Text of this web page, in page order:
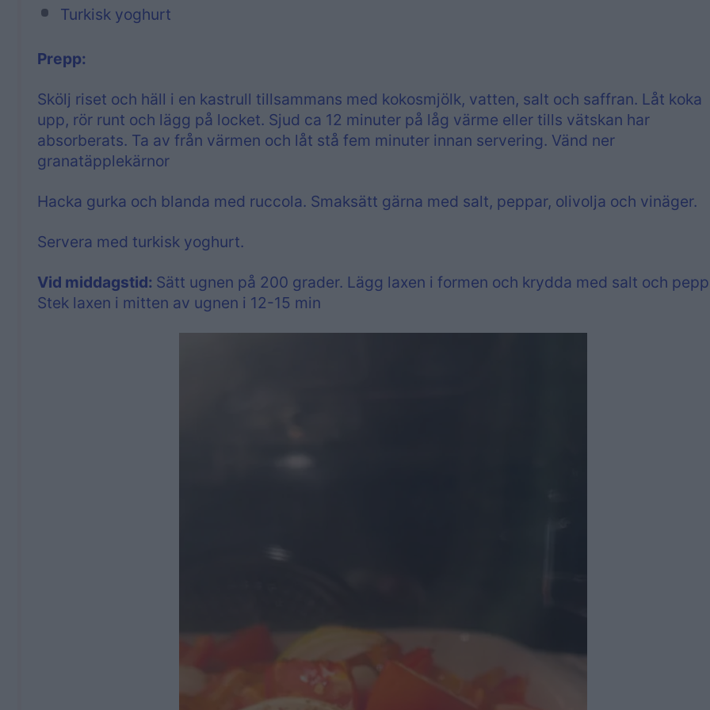
Turkisk yoghurt
Prepp:
Skölj riset och häll i en kastrull tillsammans med kokosmjölk, vatten, salt och saffran. Låt koka
upp, rör runt och lägg på locket. Sjud ca 12 minuter på låg värme eller tills vätskan har
absorberats. Ta av från värmen och låt stå fem minuter innan servering. Vänd ner
granatäpplekärnor
Hacka gurka och blanda med ruccola. Smaksätt gärna med salt, peppar, olivolja och vinäger.
Servera med turkisk yoghurt.
Vid middagstid: Sätt ugnen på 200 grader. Lägg laxen i formen och krydda med salt och
Stek laxen i mitten av ugnen i 12-15 min